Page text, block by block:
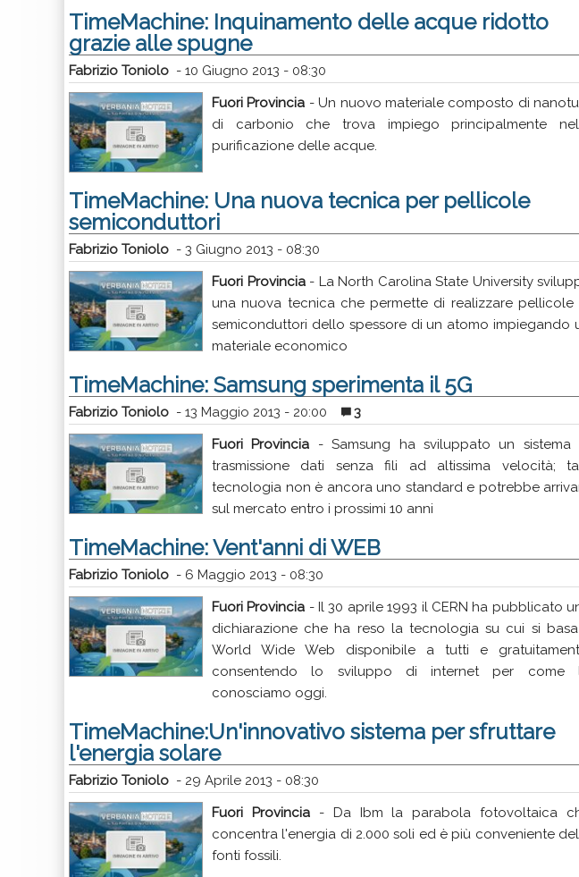
TimeMachine: Inquinamento delle acque ridotto
grazie alle spugne
Fabrizio Toniolo - 10 Giugno 2013 - 08:30
Fuori Provincia - Un nuovo materiale composto di
di carbonio che trova impiego principalmente
purificazione delle acque.
TimeMachine: Una nuova tecnica per pellicole
semiconduttori
Fabrizio Toniolo - 3 Giugno 2013 - 08:30
Fuori Provincia- La North Carolina State University
una nuova tecnica che permette di realizzare pellicole
semiconduttori dello spessore di un atomo impiegando
materiale economico
TimeMachine: Samsung sperimenta il 5G
Fabrizio Toniolo - 13 Maggio 2013 - 20:00
3
Fuori Provincia - Samsung ha sviluppato un sistema
trasmissione dati senza fili ad altissima velocità;
tecnologia non è ancora uno standard e potrebbe
sul mercato entro i prossimi 10 anni
TimeMachine: Vent'anni di WEB
Fabrizio Toniolo - 6 Maggio 2013 - 08:30
Fuori Provincia - Il 30 aprile 1993 il CERN ha pubblicato
dichiarazione che ha reso la tecnologia su cui si
World Wide Web disponibile a tutti e
consentendo lo sviluppo di internet per come
conosciamo oggi.
TimeMachine:Un'innovativo sistema per sfruttare
l'energia solare
Fabrizio Toniolo - 29 Aprile 2013 - 08:30
Fuori Provincia- Da Ibm la parabola fotovoltaica
concentra l'energia di 2.000 soli ed è più conveniente
fonti fossili.